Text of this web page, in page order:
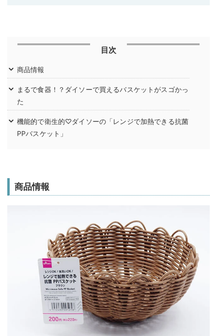
目次
商品情報
まるで食器！？ダイソーで買えるバスケットがスゴかっ
た
機能的で衛生的♡ダイソーの「レンジで加熱できる抗菌
PPバスケット」
商品情報